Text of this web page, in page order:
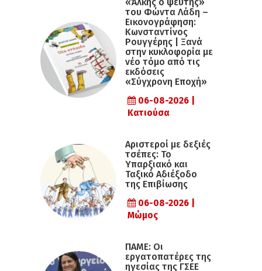
του Φώντα Λάδη –
Εικονογράφηση:
Κωνσταντίνος
Ρουγγέρης | Ξανά
στην κυκλοφορία με
νέο τόμο από τις
εκδόσεις
«Σύγχρονη Εποχή»
06-08-2026 |
Κατιούσα
Αριστεροί με δεξιές
τσέπες: Το
Υπαρξιακό και
Ταξικό Αδιέξοδο
της Επιβίωσης
06-08-2026 |
Μώμος
ΠΑΜΕ: Οι
εργατοπατέρες της
ηγεσίας της ΓΣΕΕ